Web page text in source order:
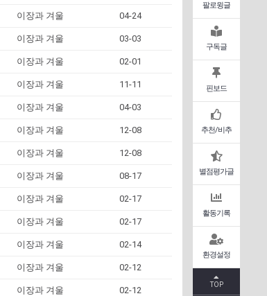
팔로윙글
구독글
핀보드
추천/비추
별점평가글
활동기록
환경설정
TOP
이장과 겨울 04-24
이장과 겨울 03-03
이장과 겨울 02-01
이장과 겨울 11-11
이장과 겨울 04-03
이장과 겨울 12-08
이장과 겨울 12-08
이장과 겨울 08-17
이장과 겨울 02-17
이장과 겨울 02-17
이장과 겨울 02-14
이장과 겨울 02-12
이장과 겨울 02-12